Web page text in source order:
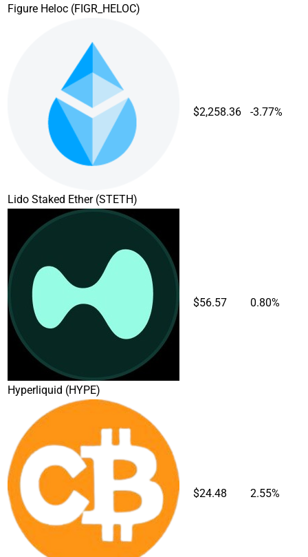
Figure Heloc (FIGR_HELOC)
Lido Staked Ether (STETH)
$2,258.36 -3.77%
Hyperliquid (HYPE)
$56.57 0.80%
$24.48 2.55%